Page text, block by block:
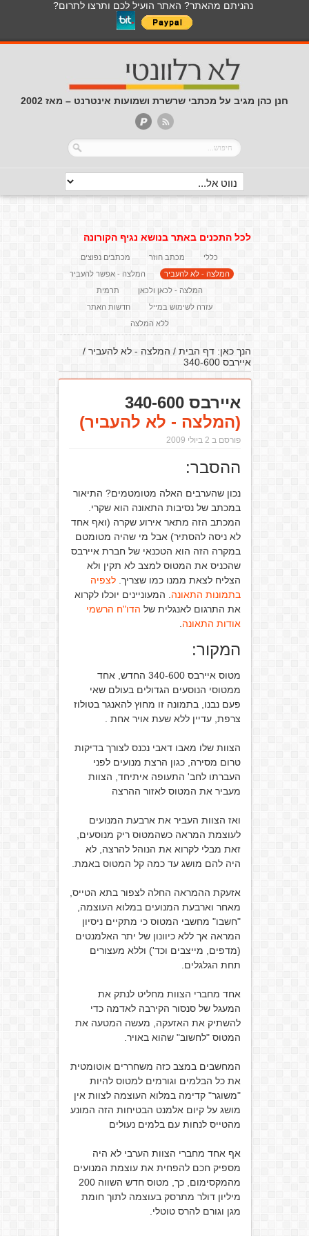
נהניתם מהאתר? האתר הועיל לכם ותרצו לתרום?
חנן כהן מגיב על מכתבי שרשרת ושמועות אינטרנט – מאז 2002
לכל התכנים באתר בנושא נגיף הקורונה
כללי מכתב חוזר
מכתבים נפוצים
המלצה - לא להעביר
המלצה - אפשר להעביר
המלצה - לכאן ולכאן
תרמית
עזרה לשימוש במייל
חדשות האתר
ללא המלצה
הנך כאן:דף הבית / המלצה - לא להעביר /
איירבס 340-600
איירבס 340-600
(המלצה - לא להעביר)
פורסם ב 2 ביולי 2009
ההסבר:
נכון שהערבים האלה מטומטמים? התיאור
במכתב של נסיבות התאונה הוא שקרי.
המכתב הזה מתאר אירוע שקרה (ואף אחד
לא ניסה להסתיר) אבל מי שהיה מטומטם
במקרה הזה הוא הטכנאי של חברת איירבס
שהכניס את המטוס למצב לא תקין ולא
הצליח לצאת ממנו כמו שצריך.לצפיה
בתמונות התאונה . המעוניינים יוכלו לקרוא
את התרגום לאנגלית של הדו"ח הרשמי
אודות התאונה
המקור:
מטוס איירבס 340-600 החדש, אחד
ממטוסי הנוסעים הגדולים בעולם שאי
פעם נבנו, בתמונה זו מחוץ להאנגר בטולוז
צרפת, עדיין ללא שעת אויר אחת .
הצוות שלו מאבו דאבי נכנס לצורך בדיקות
טרום מסירה, כגון הרצת מנועים לפני
העברתו לחב' התעופה איתיחד, הצוות
מעביר את המטוס לאזור ההרצה
ואז הצוות העביר את ארבעת המנועים
לעוצמת המראה כשהמטוס ריק מנוסעים,
זאת מבלי לקרוא את הנוהל להרצה, לא
היה להם מושג עד כמה קל המטוס באמת.
אזעקת ההמראה החלה לצפור בתא הטייס,
מאחר וארבעת המנועים במלוא העוצמה,
"חשבו" מחשבי המטוס כי מתקיים ניסיון
המראה אך ללא כיוונון של יתר האלמנטים
(מדפים, מייצבים וכד') וללא מעצורים
תחת הגלגלים.
אחד מחברי הצוות מחליט לנתק את
המעגל של סנסור הקירבה לאדמה כדי
להשתיק את האזעקה, מעשה המטעה את
המטוס "לחשוב" שהוא באויר.
המחשבים במצב כזה משחררים אוטומטית
את כל הבלמים וגורמים למטוס להיות
"משוגר" קדימה במלוא העוצמה לצוות אין
מושג על קיום אלמנט הבטיחות הזה המונע
מהטייס לנחות עם בלמים נעולים
אף אחד מחברי הצוות הערבי לא היה
מספיק חכם להפחית את עוצמת המנועים
מהמקסימום, כך, מטוס חדש השווה 200
מיליון דולר מתרסק בעוצמה לתוך חומת
מגן וגורם להרס טוטלי.